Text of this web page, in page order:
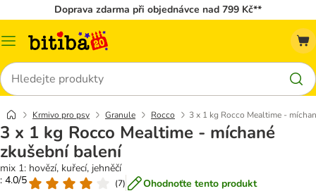
Doprava zdarma při objednávce nad 799 Kč**
Kategorie
Hledat
Krmivo pro psy Granule Rocco 3 x 1 kg Rocco Mealtime -
3 x 1 kg Rocco Mealtime - míchané
zkušební balení
mix 1: hovězí, kuřecí, jehněčí
: 4.0/5
(7) Ohodnoťte tento produkt